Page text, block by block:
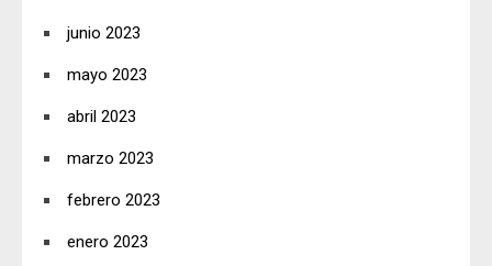
junio 2023
mayo 2023
abril 2023
marzo 2023
febrero 2023
enero 2023